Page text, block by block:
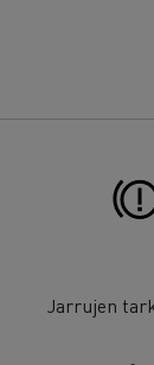
Jarrujen